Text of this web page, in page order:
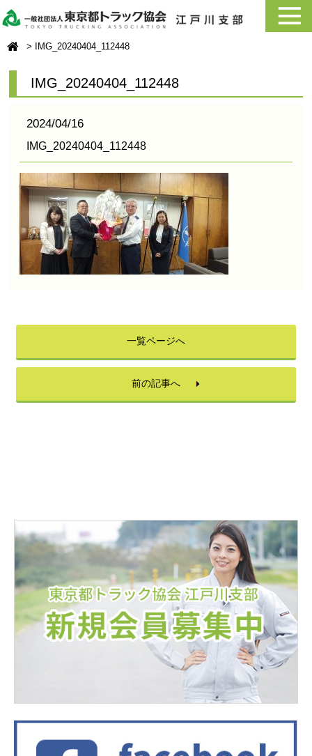
IMG_20240404_112448
IMG_20240404_112448
2024/04/16
IMG_20240404_112448
一覧ページへ
前の記事へ